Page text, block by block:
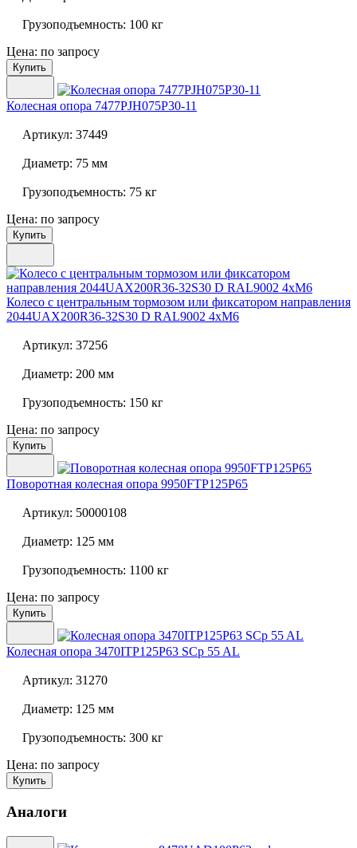
Грузоподъемность: 100 кг
Цена: по запросу
Купить
Колесная опора 7477PJH075P30-11
Артикул: 37449
Диаметр: 75 мм
Грузоподъемность: 75 кг
Цена: по запросу
Купить
Колесо с центральным тормозом или фиксатором направления
2044UAX200R36-32S30 D RAL9002 4xM6
Артикул: 37256
Диаметр: 200 мм
Грузоподъемность: 150 кг
Цена: по запросу
Купить
Поворотная колесная опора 9950FTP125P65
Артикул: 50000108
Диаметр: 125 мм
Грузоподъемность: 1100 кг
Цена: по запросу
Купить
Колесная опора 3470ITP125P63 SCp 55 AL
Артикул: 31270
Диаметр: 125 мм
Грузоподъемность: 300 кг
Цена: по запросу
Купить
Аналоги